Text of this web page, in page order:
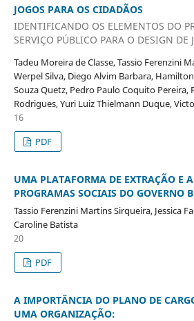
JOGOS PARA OS CIDADÃOS
IDENTIFICANDO OS ELEMENTOS DO
SERVIÇO PÚBLICO PARA O DESIGN DE
Tadeu Moreira de Classe, Tassio Ferenzini
Werpel Silva, Diego Alvim Barbara,
Souza Quetz, Pedro Paulo Coquito Pereira,
Rodrigues, Yuri Luiz Thielmann Duque,
16
PDF
UMA PLATAFORMA DE EXTRAÇÃO E
PROGRAMAS SOCIAIS DO GOVERNO
Tassio Ferenzini Martins Sirqueira, Jessica
Caroline Batista
20
PDF
A IMPORTÂNCIA DO PLANO DE
UMA ORGANIZAÇÃO: